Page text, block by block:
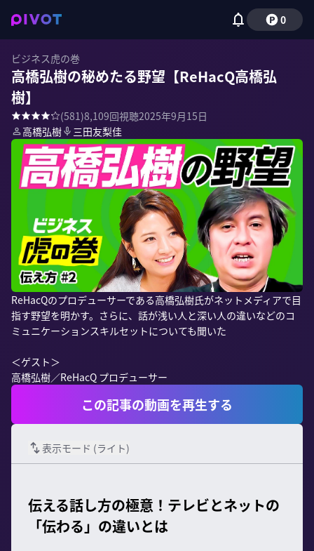
0
ビジネス虎の巻
高橋弘樹の秘めたる野望【ReHacQ高橋弘
樹】
(581)8,109回視聴2025年9月15日
高橋弘樹
三田友梨佳
ReHacQのプロデューサーである高橋弘樹氏がネットメディアで目
指す野望を明かす。さらに、話が浅い人と深い人の違いなどのコ
ミュニケーションスキルセットについても聞いた
＜ゲスト＞
高橋弘樹／ReHacQ プロデューサー
この記事の動画を再生する
表示モード (ライト)
伝える話し方の極意！テレビとネットの
「伝わる」の違いとは